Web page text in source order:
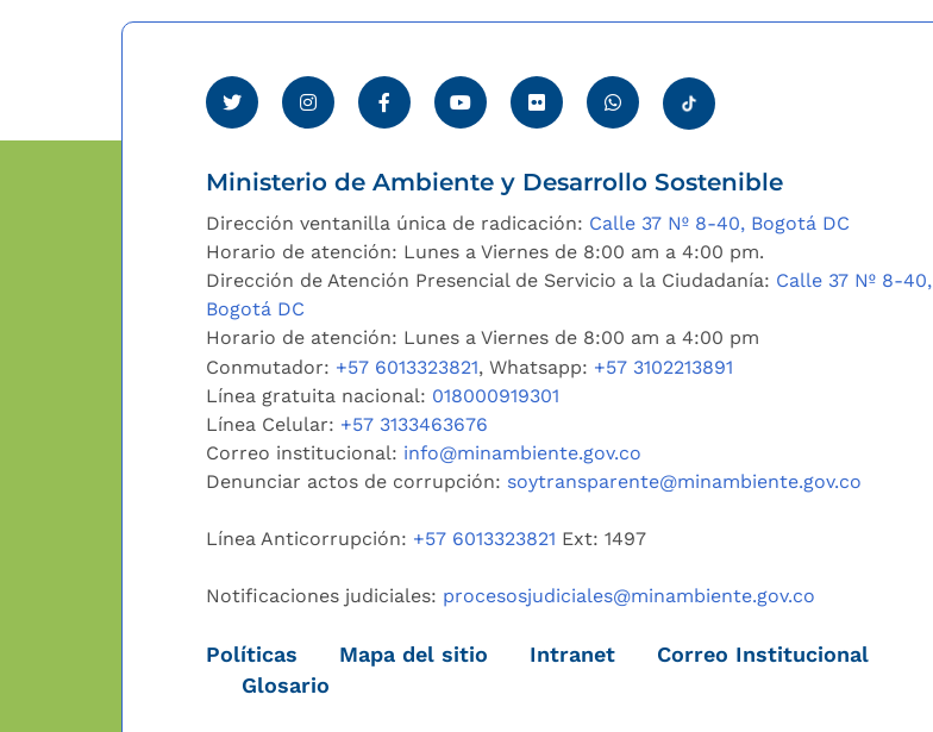
Ministerio de Ambiente y Desarrollo Sostenible
Dirección ventanilla única de radicación: Calle 37 Nº 8-40, Bogotá DC
Horario de atención: Lunes a Viernes de 8:00 am a 4:00 pm.
Dirección de Atención Presencial de Servicio a la Ciudadanía: Calle 37 Nº 8-40,
Bogotá DC
Horario de atención: Lunes a Viernes de 8:00 am a 4:00 pm
Conmutador: +57 6013323821, Whatsapp: +57 3102213891
Línea gratuita nacional: 018000919301
Línea Celular: +57 3133463676
Correo institucional: info@minambiente.gov.co
Denunciar actos de corrupción: soytransparente@minambiente.gov.co
Línea Anticorrupción: +57 6013323821 Ext: 1497
Notificaciones judiciales: procesosjudiciales@minambiente.gov.co
Políticas Mapa del sitio Intranet
Correo Institucional
Glosario